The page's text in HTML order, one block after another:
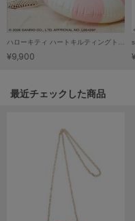
le
le coq sportif
ルコックスポルティフ
レスポートサック
リリーブラウン
LILY BROWN Lingerie
リリーブラウンランジェリー
LITTLE UNION TOKYO
ハローキティ ハートキルティングトートバッグ
¥9,900
関連記事
最近チェックした商品